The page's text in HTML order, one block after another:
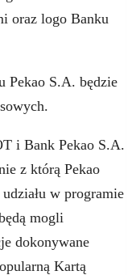
oraz logo Banku
Pekao S.A. będzie
i Bank Pekao S.A.
z którą Pekao
w programie
mogli
dokonywane
Kartą